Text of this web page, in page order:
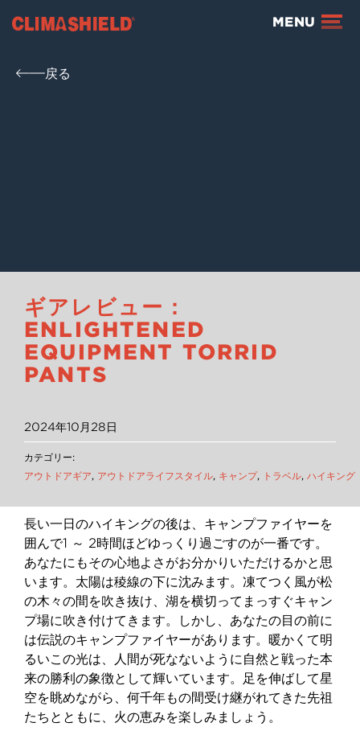
Climashield® MENU
戻る
ギアレビュー：
ENLIGHTENED
EQUIPMENT TORRID
PANTS
2024年10月28日
カテゴリー:
アウトドアギア, アウトドアライフスタイル, キャンプ, トラベル, ハイキング
長い一日のハイキングの後は、キャンプファイヤーを
囲んで1 ～ 2時間ほどゆっくり過ごすのが一番です。
あなたにもその心地よさがお分かりいただけるかと思
います。太陽は稜線の下に沈みます。凍てつく風が松
の木々の間を吹き抜け、湖を横切ってまっすぐキャン
プ場に吹き付けてきます。しかし、あなたの目の前に
は伝説のキャンプファイヤーがあります。暖かくて明
るいこの光は、人間が死なないように自然と戦った本
来の勝利の象徴として輝いています。足を伸ばして星
空を眺めながら、何千年もの間受け継がれてきた先祖
たちとともに、火の恵みを楽しみましょう。